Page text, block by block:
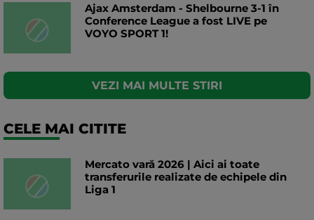
Ajax Amsterdam - Shelbourne 3-1 în
Conference League a fost LIVE pe
VOYO SPORT 1!
VEZI MAI MULTE STIRI
CELE MAI CITITE
Mercato vară 2026 | Aici ai toate
transferurile realizate de echipele din
Liga 1